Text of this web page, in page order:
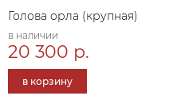
Голова орла (крупная)
в наличии
20 300 р.
в корзину